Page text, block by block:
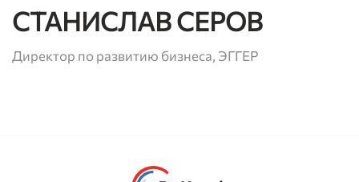
СТАНИСЛАВ СЕРОВ
Директор по развитию бизнеса, ЭГГЕР